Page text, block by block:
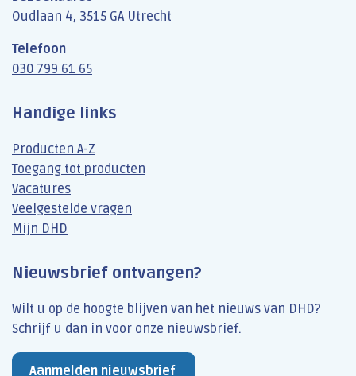
Oudlaan 4, 3515 GA Utrecht
Telefoon
030 799 61 65
Handige links
Producten A-Z
Toegang tot producten
Vacatures
Veelgestelde vragen
Mijn DHD
Nieuwsbrief ontvangen?
Wilt u op de hoogte blijven van het nieuws van DHD?
Schrijf u dan​ in voor onze nieuwsbrief.
Aanmelden nieuwsbrief